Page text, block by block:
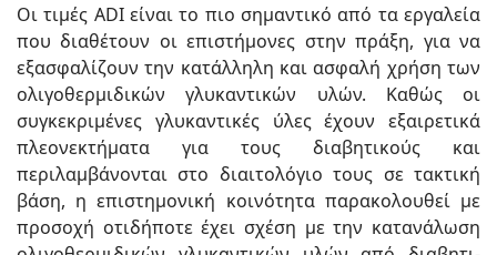
Οι τιμές ADI είναι το πιο σημαντικό από τα εργαλεία
που διαθέτουν οι επιστήμονες στην πράξη, για να
εξασφαλίζουν την κατάλληλη και ασφαλή χρήση των
ολιγοθερμιδικών γλυκαντικών υλών. Καθώς οι
συγκεκριμένες γλυκαντικές ύλες έχουν εξαιρετικά
πλεονεκτήματα για τους διαβητικούς και
περιλαμβάνονται στο διαιτολόγιο τους σε τακτική
βάση, η επιστημονική κοινότητα παρακολουθεί με
προσοχή οτιδήποτε έχει σχέση με την κατανάλωση